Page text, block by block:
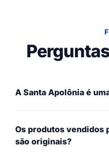
A Santa Apolônia é
Os produtos vendidos
são originais?